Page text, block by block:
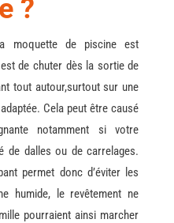
?
moquette de piscine est
de chuter dès la sortie de
tout autour,surtout sur une
Cela peut être causé
notamment si votre
de dalles ou de carrelages.
permet donc d’éviter les
humide, le revêtement ne
pourraient ainsi marcher